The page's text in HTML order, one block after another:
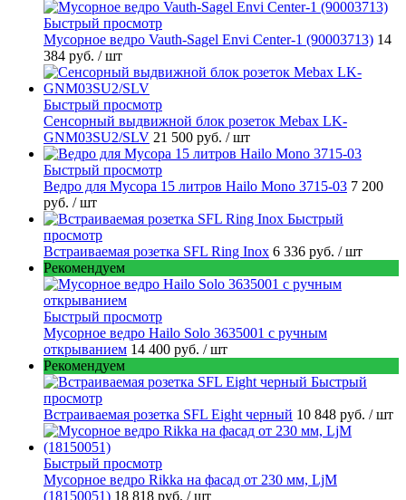
Быстрый просмотр
Мусорное ведро Vauth-Sagel Envi Center-1 (90003713) 14
384 руб. / шт
Быстрый просмотр
Сенсорный выдвижной блок розеток Mebax LK-
GNM03SU2/SLV 21 500 руб. / шт
Быстрый просмотр
Ведро для Мусора 15 литров Hailo Mono 3715-03 7 200
руб. / шт
Быстрый
просмотр
Встраиваемая розетка SFL Ring Inox 6 336 руб. / шт
Рекомендуем
Быстрый просмотр
Мусорное ведро Hailo Solo 3635001 c ручным
открыванием 14 400 руб. / шт
Рекомендуем
Быстрый
просмотр
Встраиваемая розетка SFL Eight черный 10 848 руб. / шт
Быстрый просмотр
Мусорное ведро Rikka на фасад от 230 мм, LjM
(18150051) 18 818 руб. / шт